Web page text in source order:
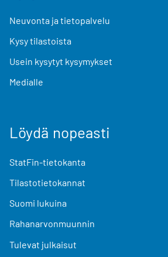
Neuvonta ja tietopalvelu
Kysy tilastoista
Usein kysytyt kysymykset
Medialle
Löydä nopeasti
StatFin-tietokanta
Tilastotietokannat
Suomi lukuina
Rahanarvonmuunnin
Tulevat julkaisut